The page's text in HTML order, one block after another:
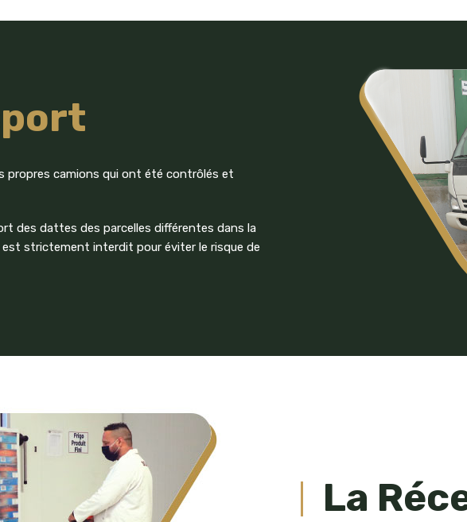
propres camions qui ont été contrôlés et
des dattes des parcelles différentes dans la
est strictement interdit pour éviter le risque de
La